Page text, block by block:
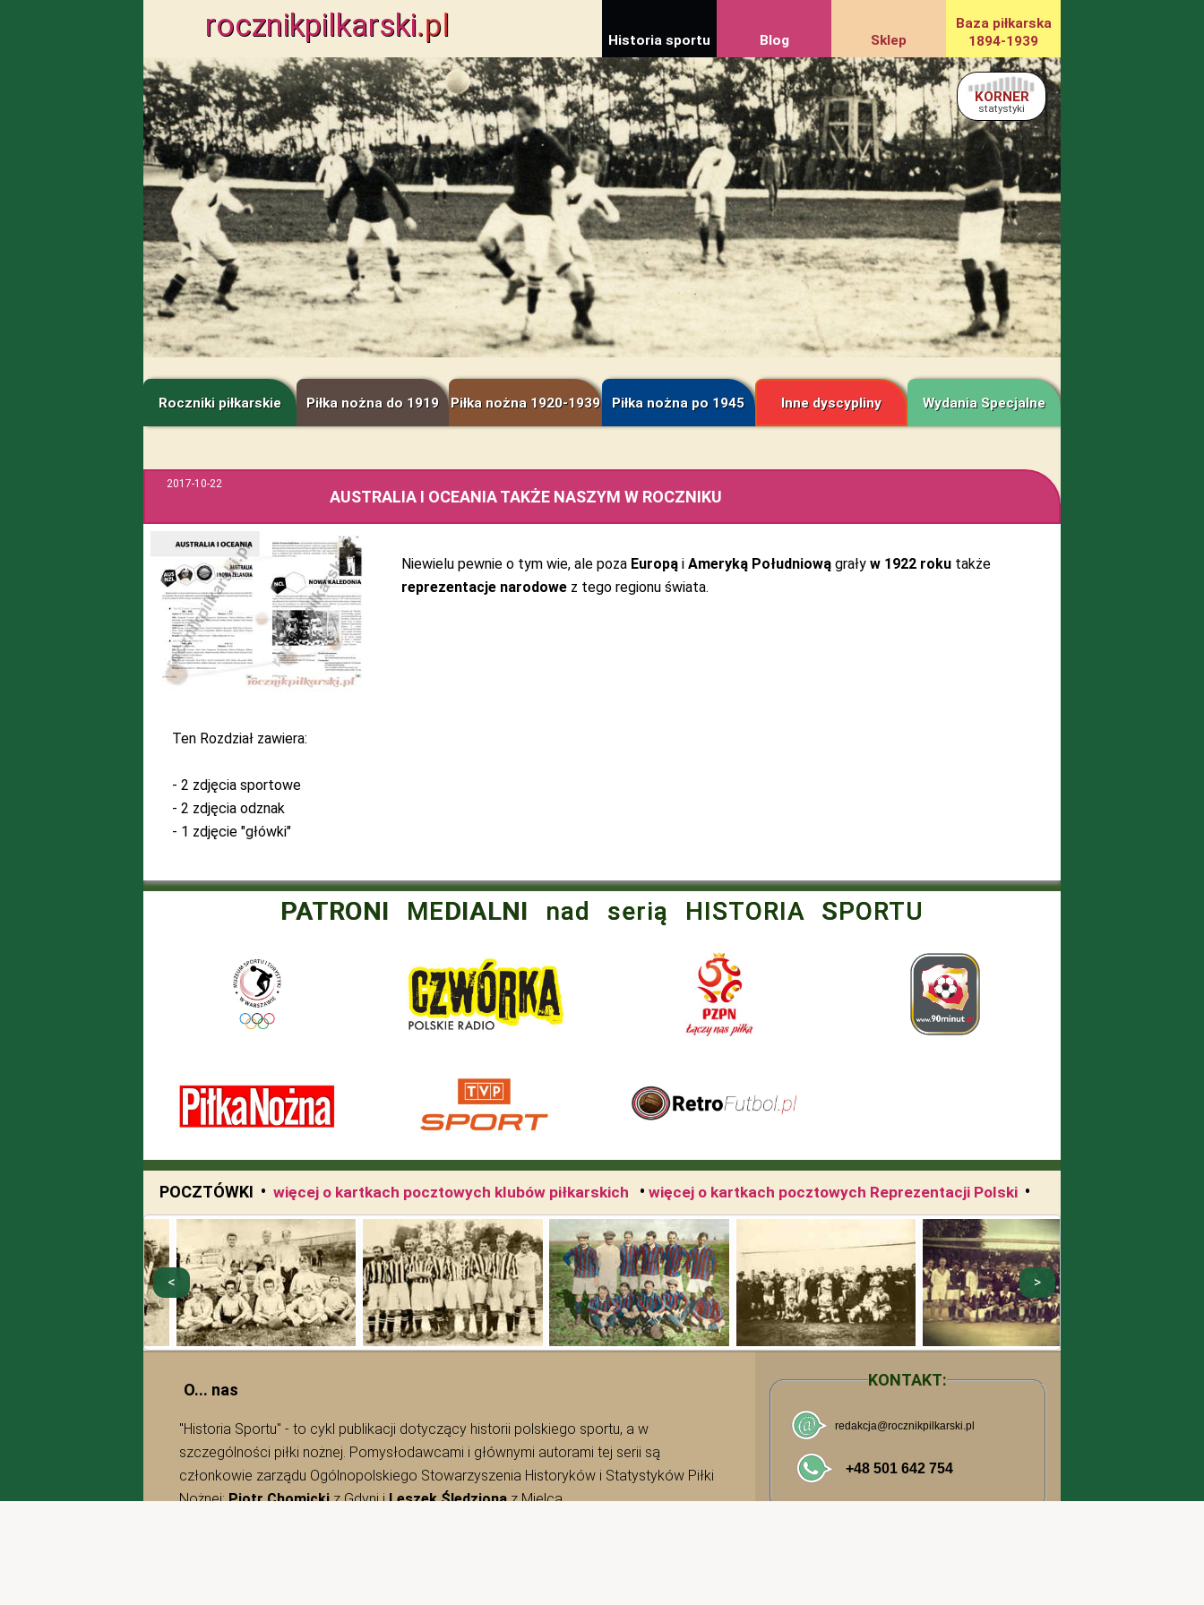
rocznikpilkarski.pl Historia sportu Blog Sklep
Baza piłkarska
1894-1939
KORNER
statystyki
Roczniki piłkarskie Piłka nożna do 1919 Piłka nożna 1920-1939 Piłka nożna po 1945 Inne dyscypliny Wydania Specjalne
2017-10-22
AUSTRALIA I OCEANIA TAKŻE NASZYM W ROCZNIKU
Niewielu pewnie o tym wie, ale poza Europą i Ameryką Południową grały w 1922 roku także
reprezentacje narodowe z tego regionu świata.
Ten Rozdział zawiera:
- 2 zdjęcia sportowe
- 2 zdjęcia odznak
- 1 zdjęcie "główki"
PATRONI MEDIALNI nad serią HISTORIA SPORTU
POCZTÓWKI • więcej o kartkach pocztowych klubów piłkarskich • więcej o kartkach pocztowych Reprezentacji Polski •
O... nas
"Historia Sportu" - to cykl publikacji dotyczący historii polskiego sportu, a w
szczególności piłki nożnej. Pomysłodawcami i głównymi autorami tej serii są
członkowie zarządu Ogólnopolskiego Stowarzyszenia Historyków i Statystyków Piłki
Nożnej:Piotr Chomickiz Gdyni iLeszek Śledzionaz Mielca.
KONTAKT: